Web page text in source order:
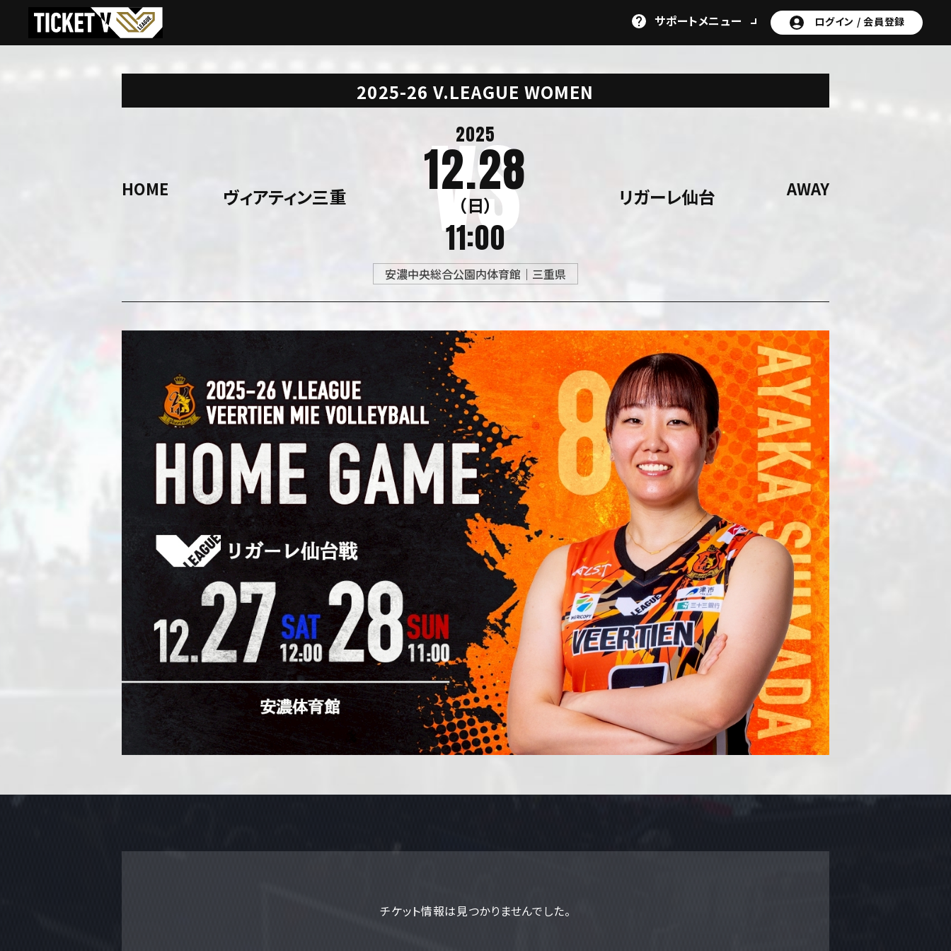
サポートメニュー ログイン /会員登録
2025-26 V.LEAGUE WOMEN
HOME ヴィアティン三重
2025
12.28
（日）
11:00
AWAY
リガーレ仙台
安濃中央総合公園内体育館｜三重県
チケット情報は見つかりませんでした。